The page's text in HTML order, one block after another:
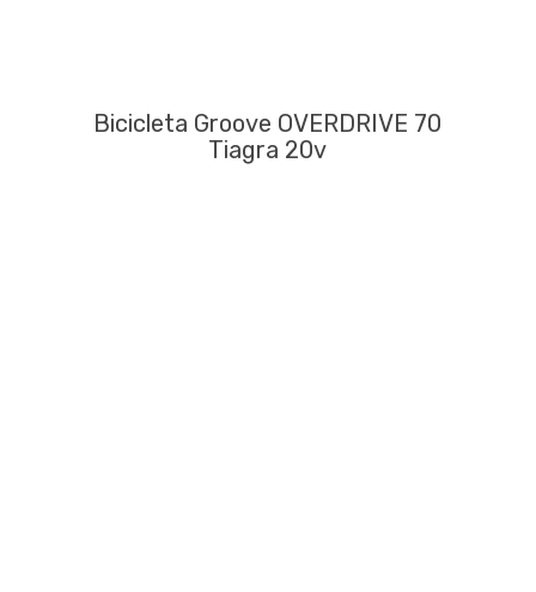
Bicicleta Groove OVERDRIVE 70
Tiagra 20v